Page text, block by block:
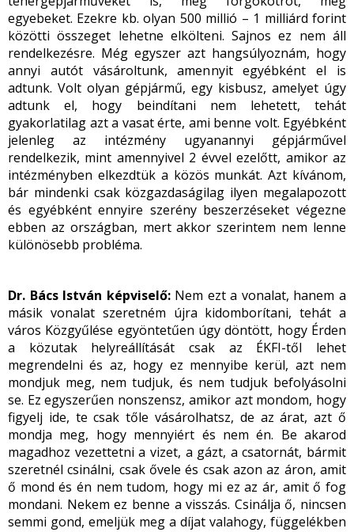
egyebeket. Ezekre kb. olyan 500 millió – 1 milliárd forint
közötti összeget lehetne elkölteni. Sajnos ez nem áll
rendelkezésre. Még egyszer azt hangsúlyoznám, hogy
annyi autót vásároltunk, amennyit egyébként el is
adtunk. Volt olyan gépjármű, egy kisbusz, amelyet úgy
adtunk el, hogy beindítani nem lehetett, tehát
gyakorlatilag azt a vasat érte, ami benne volt. Egyébként
jelenleg az intézmény ugyanannyi gépjárművel
rendelkezik, mint amennyivel 2 évvel ezelőtt, amikor az
intézményben elkezdtük a közös munkát. Azt kívánom,
bár mindenki csak közgazdaságilag ilyen megalapozott
és egyébként ennyire szerény beszerzéseket végezne
ebben az országban, mert akkor szerintem nem lenne
különösebb probléma.
Dr. Bács István képviselő:Nem ezt a vonalat, hanem a
másik vonalat szeretném újra kidomborítani, tehát a
város Közgyűlése egyöntetűen úgy döntött, hogy Érden
a közutak helyreállítását csak az ÉKFI-től lehet
megrendelni és az, hogy ez mennyibe kerül, azt nem
mondjuk meg, nem tudjuk, és nem tudjuk befolyásolni
se. Ez egyszerűen nonszensz, amikor azt mondom, hogy
figyelj ide, te csak tőle vásárolhatsz, de az árat, azt ő
mondja meg, hogy mennyiért és nem én. Be akarod
magadhoz vezettetni a vizet, a gázt, a csatornát, bármit
szeretnél csinálni, csak ővele és csak azon az áron, amit
ő mond és én nem tudom, hogy mi ez az ár, amit ő fog
mondani. Nekem ez benne a visszás. Csinálja ő, nincsen
semmi gond, emeljük meg a díjat valahogy, függelékben